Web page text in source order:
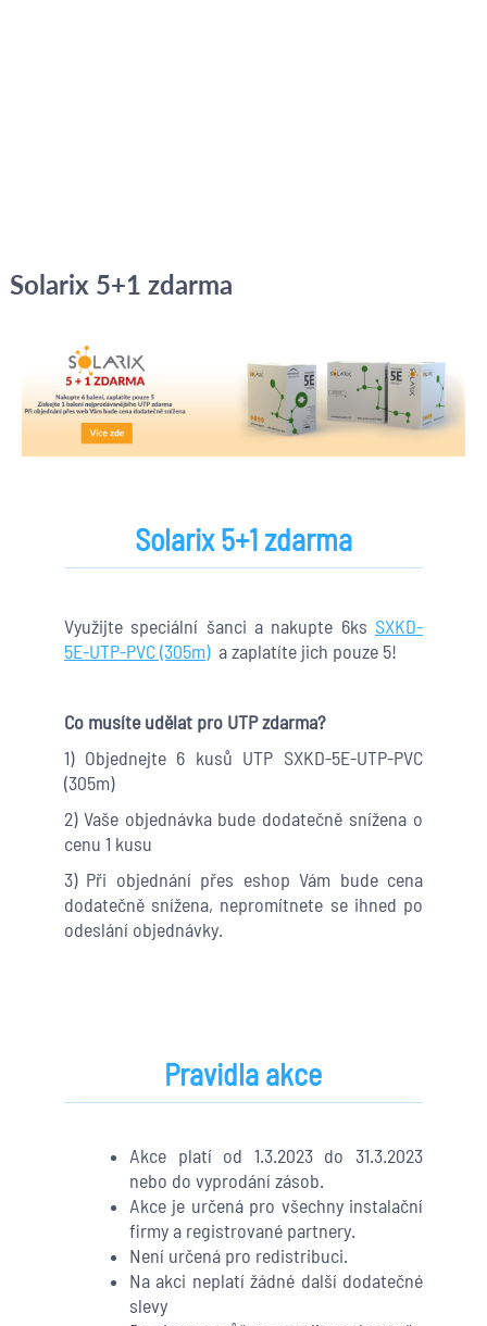
Solarix 5+1 zdarma
Solarix 5+1 zdarma
Využijte speciální šanci a nakupte 6ks SXKD-
5E-UTP-PVC (305m)a zaplatíte jich pouze 5!
Co musíte udělat pro UTP zdarma?
1) Objednejte 6 kusů UTP SXKD-5E-UTP-PVC
(305m)
2) Vaše objednávka bude dodatečně snížena o
cenu 1 kusu
3) Při objednání přes eshop Vám bude cena
dodatečně snížena, nepromítnete se ihned po
odeslání objednávky.
Pravidla akce
Akce platí od 1.3.2023 do 31.3.2023
nebo do vyprodání zásob.
Akce je určená pro všechny instalační
firmy a registrované partnery.
Není určená pro redistribuci.
Na akci neplatí žádné další dodatečné
slevy